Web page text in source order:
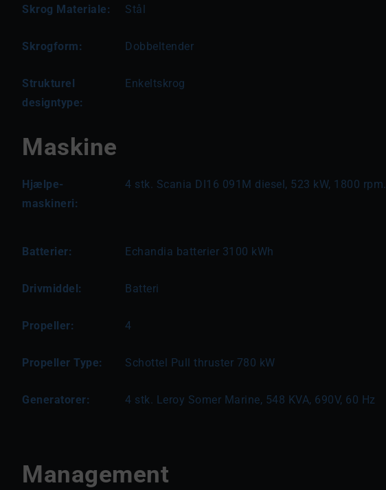
Skrog Materiale: Stål
Skrogform: Dobbeltender
Strukturel
designtype:
Enkeltskrog
Maskine
Hjælpe-
maskineri:
4 stk. Scania DI16 091M diesel, 523 kW, 1800 rpm.
Batterier: Echandia batterier 3100 kWh
Drivmiddel: Batteri
Propeller: 4
Propeller Type: Schottel Pull thruster 780 kW
Generatorer: 4 stk. Leroy Somer Marine, 548 KVA, 690V, 60 Hz
Management